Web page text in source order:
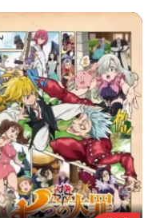
الحلقة 72
الحلقة 73
الحلقة 74
الحلقة 75
الحلقة 76
الحلقة 77
الحلقة 78
الحلقة 79